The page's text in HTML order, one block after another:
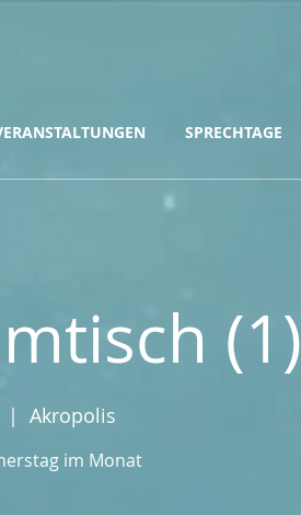
SPRECHTAGE
(1)
|
Akropolis
im Monat